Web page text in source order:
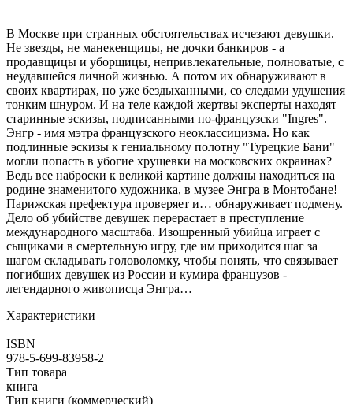
В Москве при странных обстоятельствах исчезают девушки.
Не звезды, не манекенщицы, не дочки банкиров - а
продавщицы и уборщицы, непривлекательные, полноватые, с
неудавшейся личной жизнью. А потом их обнаруживают в
своих квартирах, но уже бездыханными, со следами удушения
тонким шнуром. И на теле каждой жертвы эксперты находят
старинные эскизы, подписанными по-французски "Ingres".
Энгр - имя мэтра французского неоклассицизма. Но как
подлинные эскизы к гениальному полотну "Турецкие Бани"
могли попасть в убогие хрущевки на московских окраинах?
Ведь все наброски к великой картине должны находиться на
родине знаменитого художника, в музее Энгра в Монтобане!
Парижская префектура проверяет и… обнаруживает подмену.
Дело об убийстве девушек перерастает в преступление
международного масштаба. Изощренный убийца играет с
сыщиками в смертельную игру, где им приходится шаг за
шагом складывать головоломку, чтобы понять, что связывает
погибших девушек из России и кумира французов -
легендарного живописца Энгра…
Характеристики
ISBN
978-5-699-83958-2
Тип товара
книга
Тип книги (коммерческий)